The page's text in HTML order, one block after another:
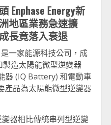
Enphase Energy新
地區業務急速擴
長竟落入衰退
一家能源科技公司，成
造太陽能微型逆變器
器 (IQ Battery) 和電動車
產品為太陽能微型逆變器
器相比傳統串列型逆變